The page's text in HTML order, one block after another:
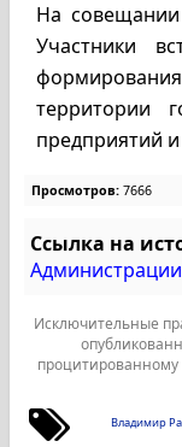
На
Участники
территории
предприятий
Просмотров: 7666
Ссылка на
Исключительные
Владимир